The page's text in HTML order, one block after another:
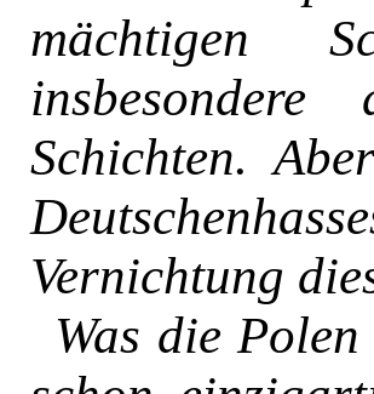
mächtigen
Schichten.
Vernichtung
Was die